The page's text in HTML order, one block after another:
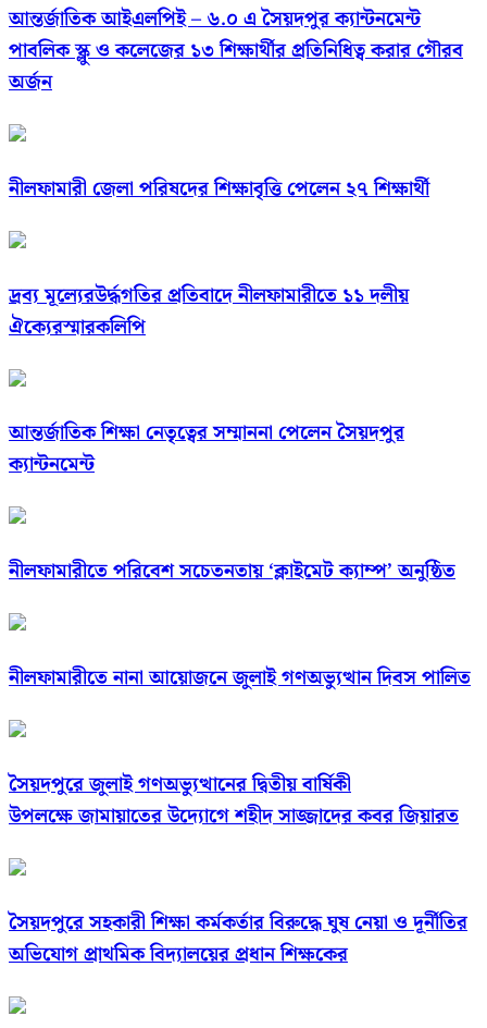
আন্তর্জাতিক আইএলপিই – ৬.০ এ সৈয়দপুর ক্যান্টনমেন্ট
পাবলিক স্ক্লু ও কলেজের ১৩ শিক্ষার্থীর প্রতিনিধিত্ব করার গৌরব
অর্জন
নীলফামারী জেলা পরিষদের শিক্ষাবৃত্তি পেলেন ২৭ শিক্ষার্থী
দ্রব্য মূল্যেরউর্দ্ধগতির প্রতিবাদে নীলফামারীতে ১১ দলীয়
ঐক্যেরস্মারকলিপি
আন্তর্জাতিক শিক্ষা নেতৃত্বের সম্মাননা পেলেন সৈয়দপুর
ক্যান্টনমেন্ট
নীলফামারীতে পরিবেশ সচেতনতায় ‘ক্লাইমেট ক্যাম্প’ অনুষ্ঠিত
নীলফামারীতে নানা আয়োজনে জুলাই গণঅভ্যুত্থান দিবস পালিত
সৈয়দপুরে জুলাই গণঅভ্যুত্থানের দ্বিতীয় বার্ষিকী
উপলক্ষে জামায়াতের উদ্যোগে শহীদ সাজ্জাদের কবর জিয়ারত
সৈয়দপুরে সহকারী শিক্ষা কর্মকর্তার বিরুদ্ধে ঘুষ নেয়া ও দূর্নীতির
অভিযোগ প্রাথমিক বিদ্যালয়ের প্রধান শিক্ষকের